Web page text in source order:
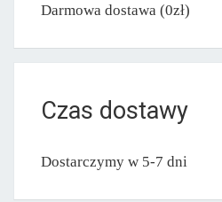
Darmowa dostawa (0zł)
Czas dostawy
Dostarczymy w 5-7 dni